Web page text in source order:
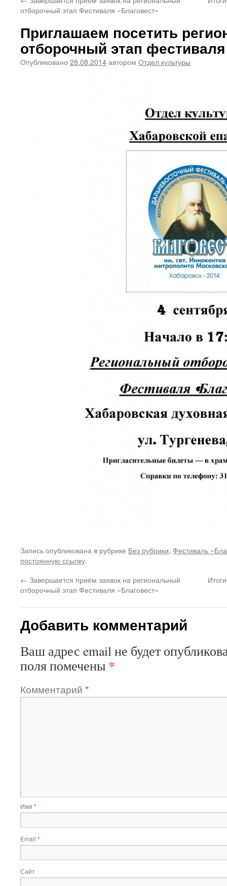
отборочный этап Фестиваля «Благовест»
Приглашаем посетить
отборочный этап
Опубликовано 28.08.2014автором Отдел культуры
Запись опубликована в рубрике Без рубрики, Фестиваль
постоянную ссылку.
← Завершается приём заявок на региональный
отборочный этап Фестиваля «Благовест»
Добавить комментарий
Ваш адрес email не будет
поля помечены *
Комментарий *
Имя *
Email *
Сайт